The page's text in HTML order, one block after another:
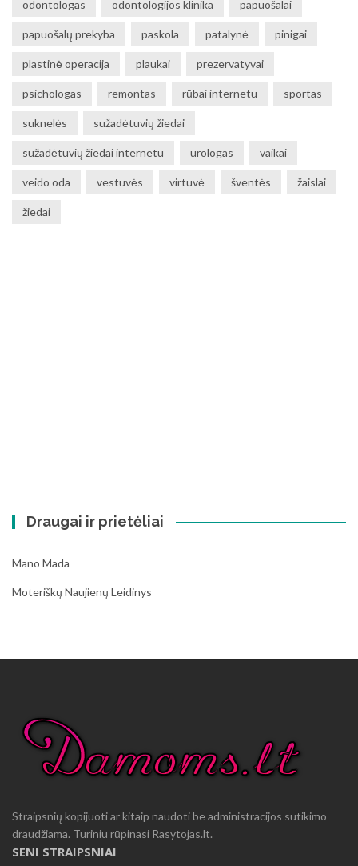
odontologas odontologijos klinika papuošalai
papuošalų prekyba paskola patalynė pinigai
plastinė operacija plaukai prezervatyvai
psichologas remontas rūbai internetu sportas
suknelės sužadėtuvių žiedai
sužadėtuvių žiedai internetu urologas vaikai
veido oda vestuvės virtuvė šventės žaislai
žiedai
Draugai ir prietėliai
Mano Mada
Moteriškų Naujienų Leidinys
Straipsnių kopijuoti ar kitaip naudoti be administracijos sutikimo
draudžiama. Turiniu rūpinasi Rasytojas.lt.
SENI STRAIPSNIAI